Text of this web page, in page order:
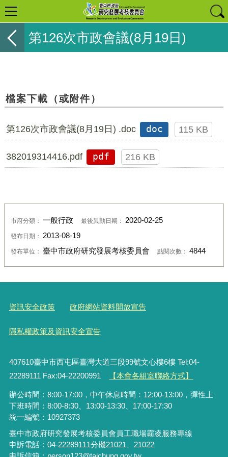
第126次市政會議(8月19日)
檔案下載（或附件）
第126次市政會議(8月19日) .doc doc 115 KB
382019314416.pdf pdf 216 KB
市府分類： 一般行政 最後異動日期： 2020-02-25
發布日期： 2013-08-19
發布單位： 臺中市政府研究發展考核委員會 點閱次數： 4844
資訊安全政策 政府網站資料開放宣告
隱私權政策及資訊安全宣告
407610臺中市西屯區臺灣大道三段99號文心樓6樓 Tel:04-
22289111 Fax:04-22200991
【本會各組室聯絡方式】
辦公時間：8:00-17:00，中午休息時間：12:00-13:00，彈性上
下班時間：8:00-8:30、13:00-13:30、17:00-17:30
統一編號：10927373
臺中市政府研究發展考核委員會員工職場霸凌服務專線
申訴電話：04-22289111分機21021、21022